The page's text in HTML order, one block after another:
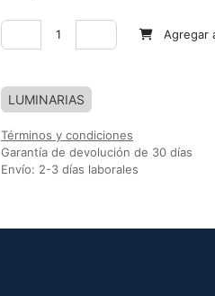
Agregar
LUMINARIAS
Términos y condiciones
Garantía de devolución de 30 días
Envío: 2-3 días laborales